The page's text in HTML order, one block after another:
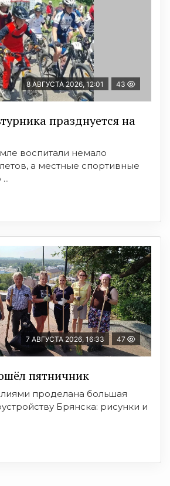
8 АВГУСТА 2026, 12:01 43
празднуется на
воспитали немало
а местные спортивные
7 АВГУСТА 2026, 16:33 47
пятничник
проделана большая
Брянска: рисунки и